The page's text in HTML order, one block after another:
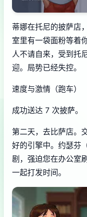
蒂娜在托尼的披萨店
室里有一袋面粉等着
人不请自来，受到托
迎。局势已经失控。
速度与激情（跑车）
成功送达 7 次披萨。
第二天，去比萨店。
好的引擎中。约瑟芬
剧，强迫您在办公室
一起打发时间。